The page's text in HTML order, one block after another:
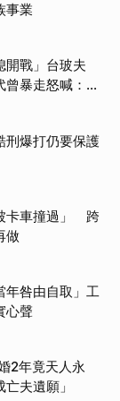
事業
開戰」台玻夫
暴走怒喊：我
爆打仍要保護
卡車撞過」 跨
做
年咎由自取」工
心聲
2年竟天人永
夫遺願」